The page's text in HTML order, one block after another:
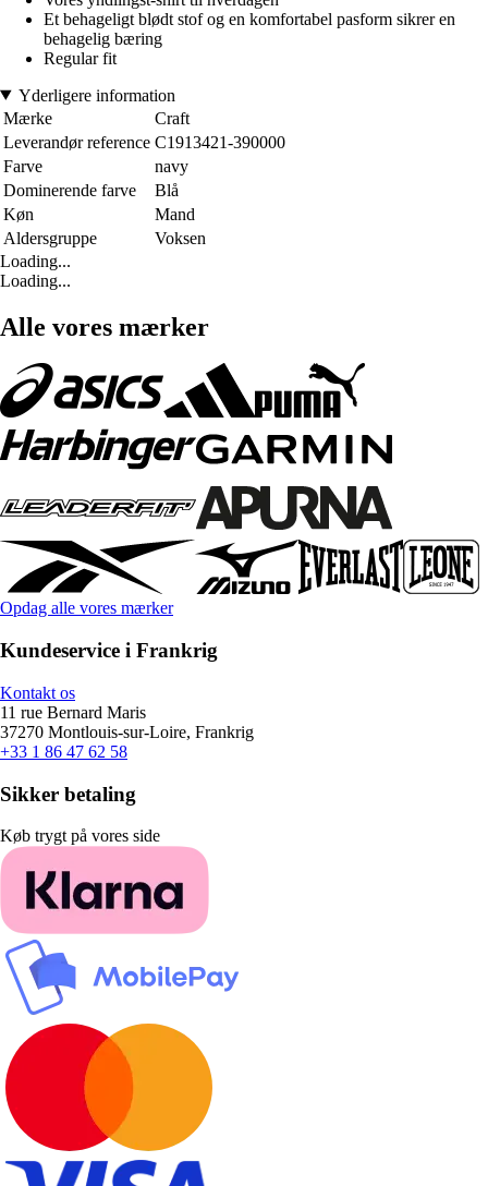
Et behageligt blødt stof og en komfortabel pasform sikrer en
behagelig bæring
Regular fit
Yderligere information
Mærke
Craft
Leverandør reference C1913421-390000
Farve
navy
Dominerende farve
Blå
Køn
Mand
Aldersgruppe
Voksen
Loading...
Loading...
Alle vores mærker
Opdag alle vores mærker
Kundeservice i Frankrig
Kontakt os
11 rue Bernard Maris
37270 Montlouis-sur-Loire, Frankrig
+33 1 86 47 62 58
Sikker betaling
Køb trygt på vores side